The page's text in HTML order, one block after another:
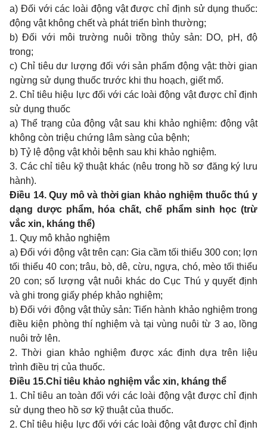
a) Đối với các loài động vật được chỉ định sử dụng thuốc:
động vật không chết và phát triển bình thường;
b) Đối với môi trường nuôi trồng thủy sản: DO, pH, độ
trong;
c) Chỉ tiêu dư lượng đối với sản phẩm động vật: thời gian
ngừng sử dụng thuốc trước khi thu hoạch, giết mổ.
2. Chỉ tiêu hiệu lực đối với các loài động vật được chỉ định
sử dụng thuốc
a) Thể trạng của động vật sau khi khảo nghiệm: động vật
không còn triệu chứng lâm sàng của bệnh;
b) Tỷ lệ động vật khỏi bệnh sau khi khảo nghiệm.
3. Các chỉ tiêu kỹ thuật khác (nêu trong hồ sơ đăng ký lưu
hành).
Điều 14. Quy mô và thời gian khảo nghiệm thuốc thú y
dạng dược phẩm, hóa chất, chế phẩm sinh học (trừ
vắc xin, kháng thể)
1. Quy mô khảo nghiệm
a) Đối với động vật trên cạn: Gia cầm tối thiểu 300 con; lợn
tối thiểu 40 con; trâu, bò, dê, cừu, ngựa, chó, mèo tối thiểu
20 con; số lượng vật nuôi khác do Cục Thú y quyết định
và ghi trong giấy phép khảo nghiệm;
b) Đối với động vật thủy sản: Tiến hành khảo nghiệm trong
điều kiện phòng thí nghiệm và tại vùng nuôi từ 3 ao, lồng
nuôi trở lên.
2. Thời gian khảo nghiệm được xác định dựa trên liệu
trình điều trị của thuốc.
Điều 15.Chỉ tiêu khảo nghiệm vắc xin, kháng thể
1. Chỉ tiêu an toàn đối với các loài động vật được chỉ định
sử dụng theo hồ sơ kỹ thuật của thuốc.
2. Chỉ tiêu hiệu lực đối với các loài động vật được chỉ định